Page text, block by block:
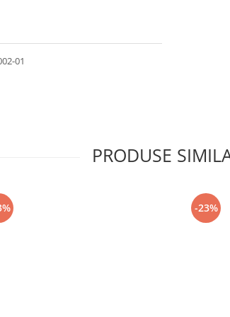
01
PRODUSE
-23%